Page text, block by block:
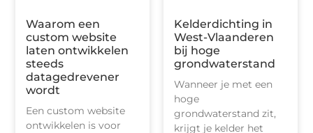
Waarom een
custom website
laten ontwikkelen
steeds
datagedrevener
wordt
Een custom website
ontwikkelen is voor
Kelderdichting in
West-Vlaanderen
bij hoge
grondwaterstand
Wanneer je met een
hoge
grondwaterstand zit,
krijgt je kelder het